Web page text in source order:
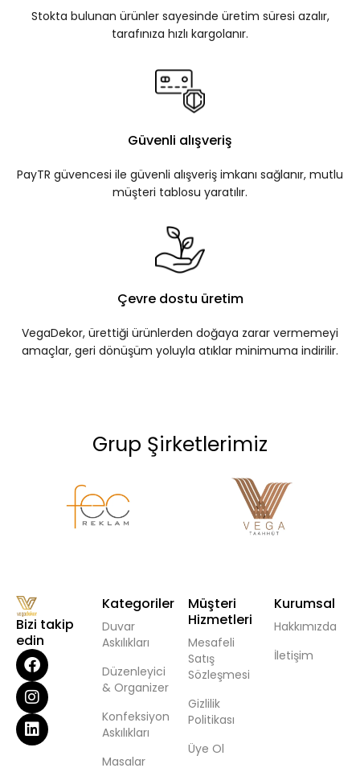
Stokta bulunan ürünler sayesinde üretim süresi azalır,
tarafınıza hızlı kargolanır.
Güvenli alışveriş
PayTR güvencesi ile güvenli alışveriş imkanı sağlanır, mutlu
müşteri tablosu yaratılır.
Çevre dostu üretim
VegaDekor, ürettiği ürünlerden doğaya zarar vermemeyi
amaçlar, geri dönüşüm yoluyla atıklar minimuma indirilir.
Grup Şirketlerimiz
Bizi takip
edin
Kategoriler
Duvar
Askılıkları
Düzenleyici
& Organizer
Konfeksiyon
Askılıkları
Masalar
Müşteri
Hizmetleri
Mesafeli
Satış
Sözleşmesi
Gizlilik
Politikası
Üye Ol
Kurumsal
Hakkımızda
İletişim